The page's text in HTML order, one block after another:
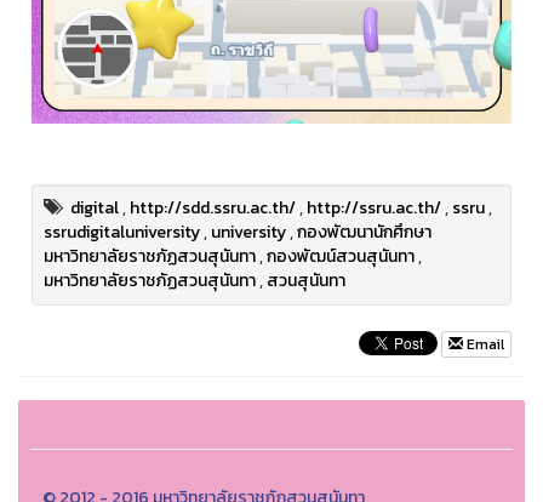
digital,http://sdd.ssru.ac.th/,http://ssru.ac.th/,ssru,
ssrudigitaluniversity,university,กองพัฒนานักศึกษา
มหาวิทยาลัยราชภัฏสวนสุนันทา,กองพัฒน์สวนสุนันทา,
มหาวิทยาลัยราชภัฏสวนสุนันทา,สวนสุนันทา
Email